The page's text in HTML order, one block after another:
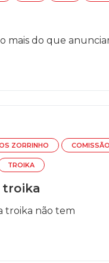
mais do que
ZORRINHO
TROIKA
troika
troika não tem